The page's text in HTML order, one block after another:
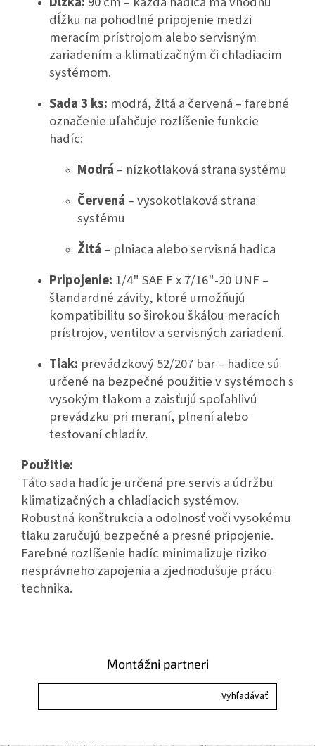
dĺžku na pohodlné pripojenie medzi
meracím prístrojom alebo servisným
zariadením a klimatizačným či chladiacim
systémom.
Sada 3 ks: modrá, žltá a červená – farebné
označenie uľahčuje rozlíšenie funkcie
hadíc:
Modrá – nízkotlaková strana systému
Červená – vysokotlaková strana
systému
Žltá – plniaca alebo servisná hadica
Pripojenie: 1/4" SAE F x 7/16"-20 UNF –
štandardné závity, ktoré umožňujú
kompatibilitu so širokou škálou meracích
prístrojov, ventilov a servisných zariadení.
Tlak: prevádzkový 52/207 bar – hadice sú
určené na bezpečné použitie v systémoch s
vysokým tlakom a zaisťujú spoľahlivú
prevádzku pri meraní, plnení alebo
testovaní chladív.
Použitie:
Táto sada hadíc je určená pre servis a údržbu
klimatizačných a chladiacich systémov.
Robustná konštrukcia a odolnosť voči vysokému
tlaku zaručujú bezpečné a presné pripojenie.
Farebné rozlíšenie hadíc minimalizuje riziko
nesprávneho zapojenia a zjednodušuje prácu
technika.
Montážni partneri